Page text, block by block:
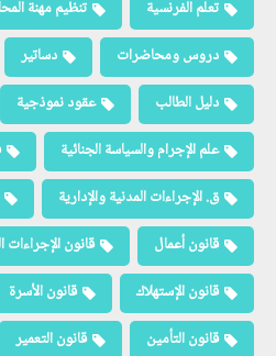
تعلم الفرنسية تنظيم مهنة
دروس ومحاضرات
دساتير
دليل الطالب
عقود نموذجية
علم الإجرام والسياسة الجنائية
ق. الإجراءات المدنية والإدارية
قانون أعمال
قانون الإجراءات
قانون الإستهلاك
قانون الأسرة
قانون التأمين
قانون التعمير